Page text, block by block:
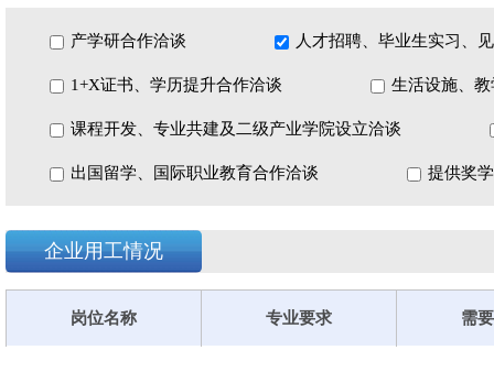
产学研合作洽谈 人才招聘、毕业生实习、
1+X证书、学历提升合作洽谈 生活设施、
课程开发、专业共建及二级产业学院设立洽谈
出国留学、国际职业教育合作洽谈 提供奖
企业用工情况
岗位名称 专业要求 需